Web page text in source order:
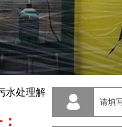
水处理解